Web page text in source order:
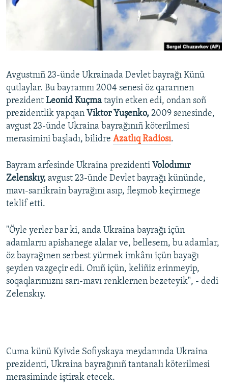
RFE/RS bütün saytları
Avgustnıñ 23-ünde Ukrainada Devlet bayrağı Künü
qutlaylar. Bu bayramnı 2004 senesi öz qararınen
prezident Leonid Kuçma tayin etken edi, ondan soñ
prezidentlik yapqan Viktor Yuşenko, 2009 senesinde,
avgust 23-ünde Ukraina bayrağınıñ köterilmesi
merasimini başladı, bilidre Azatlıq Radiosı.
Bayram arfesinde Ukraina prezidenti Volodımır
Zelenskıy, avgust 23-ünde Devlet bayrağı kününde,
mavı-sarıikrain bayrağını asıp, fleşmob keçirmege
teklif etti.
"Öyle yerler bar ki, anda Ukraina bayrağı içün
adamlarnı apishanege alalar ve, bellesem, bu adamlar,
öz bayrağınen serbest yürmek imkânı içün bayağı
şeyden vazgeçir edi. Onıñ içün, keliñiz erinmeyip,
soqaqlarımıznı sarı-mavı renklernen bezeteyik", - dedi
Zelenskıy.
Cuma künü Kyivde Sofiyskaya meydanında Ukraina
prezidenti, Ukraina bayrağınıñ tantanalı köterilmesi
merasiminde iştirak etecek.